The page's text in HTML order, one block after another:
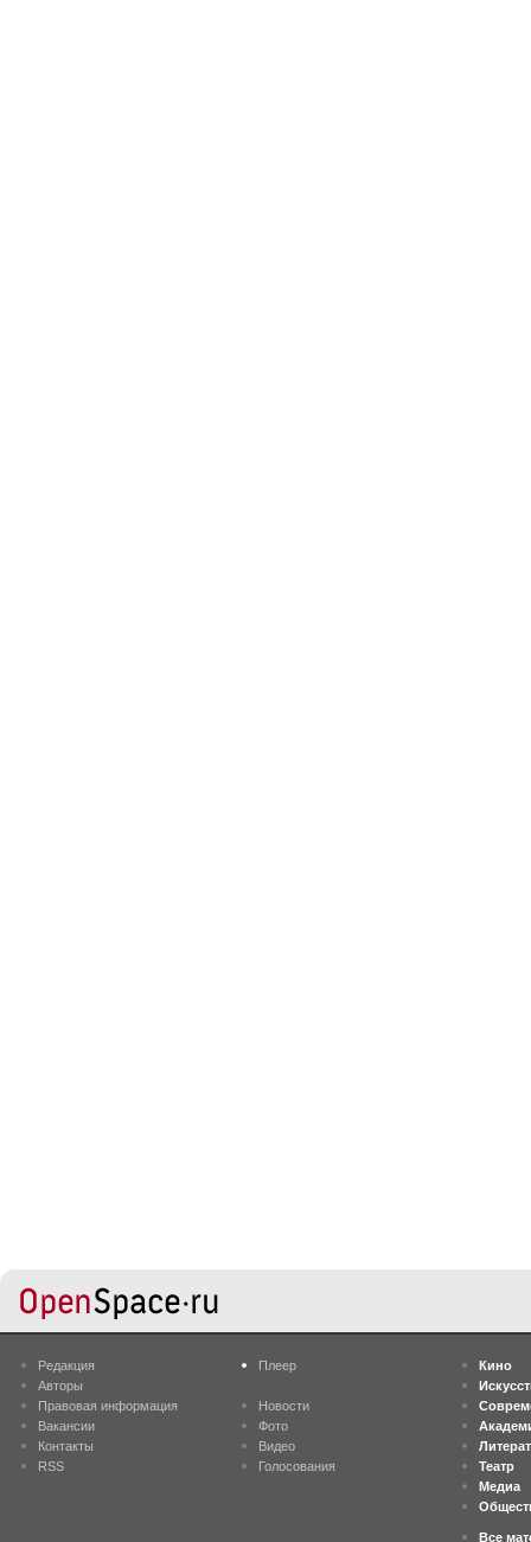
Редакция
Авторы
Правовая информация
Вакансии
Контакты
RSS
Плеер
Новости
Фото
Видео
Голосования
Кино
Театр
Медиа
Все